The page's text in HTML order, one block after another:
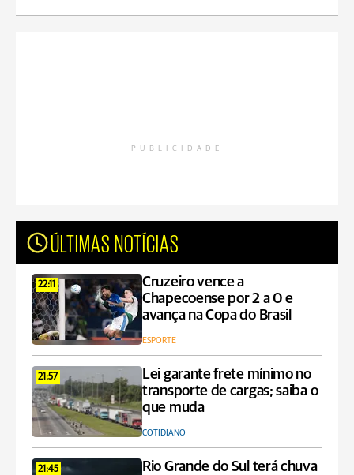
PUBLICIDADE
ÚLTIMAS NOTÍCIAS
22:11
Cruzeiro vence a
Chapecoense por 2 a 0 e
avança na Copa do Brasil
ESPORTE
21:57
Lei garante frete mínimo no
transporte de cargas; saiba o
que muda
COTIDIANO
21:45
Rio Grande do Sul terá chuva